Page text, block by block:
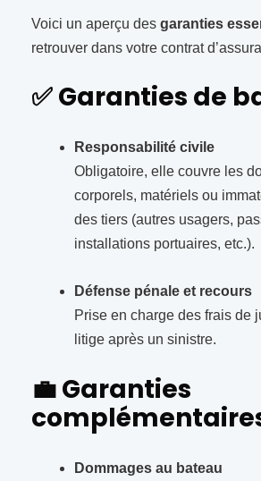
Voici un aperçu des garanties
retrouver dans votre contrat
✅Garanties de
Responsabilité civile
Obligatoire, elle couvre les
corporels, matériels ou
des tiers (autres usagers,
installations portuaires, etc.).
Défense pénale et recours
Prise en charge des frais de
litige après un sinistre.
💼Garanties
Dommages au bateau